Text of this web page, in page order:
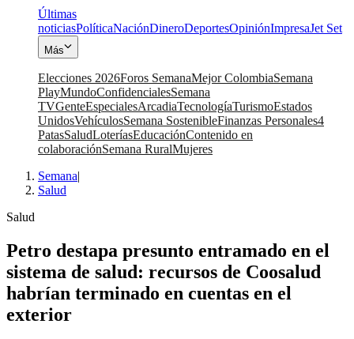
Últimas
noticiasPolíticaNaciónDineroDeportesOpiniónImpresaJet Set
Más
Elecciones 2026Foros SemanaMejor ColombiaSemana
PlayMundoConfidencialesSemana
TVGenteEspecialesArcadiaTecnologíaTurismoEstados
UnidosVehículosSemana SostenibleFinanzas Personales4
PatasSaludLoteríasEducaciónContenido en
colaboraciónSemana RuralMujeres
Semana|
Salud
Salud
Petro destapa presunto entramado en el
sistema de salud: recursos de Coosalud
habrían terminado en cuentas en el
exterior